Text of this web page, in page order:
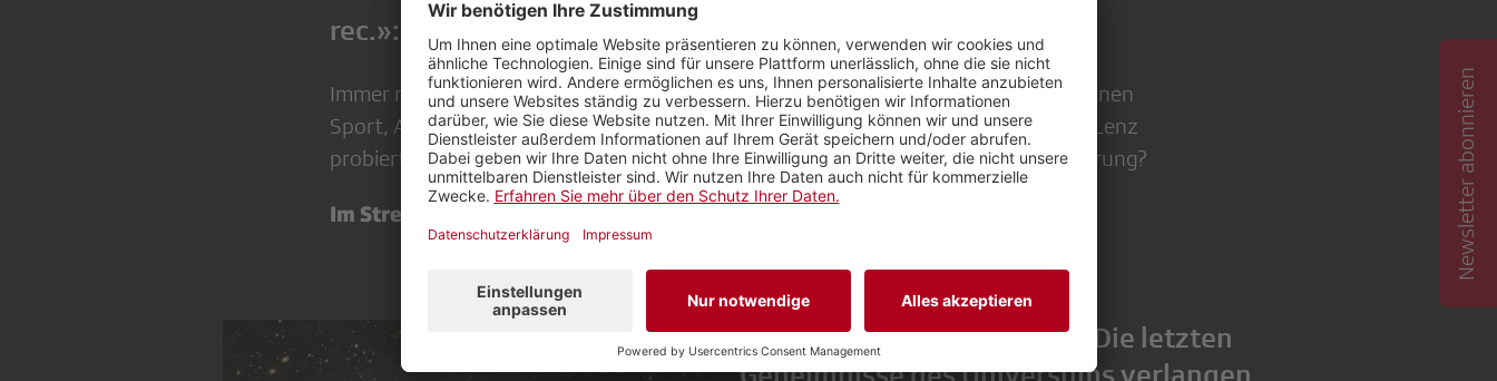
rec.»: Sex, Daten, Job – Alles nach dem Zyklus
Immer mehr Frauen richten ihren Alltag nach dem Menstruationszyklus aus. Sie planen
Sport, Arbeit und Sex entlang der verschiedenen Phasen. «rec.»-Reporterin Rahel Lenz
probiert das zyklische Leben selbst aus und fragt: Superpower oder Selbstoptimierung?
Im Stream
«SWI swissinfo.ch»: CERN – Die letzten
Geheimnisse des Universums verlangen
Newsletter abonnieren